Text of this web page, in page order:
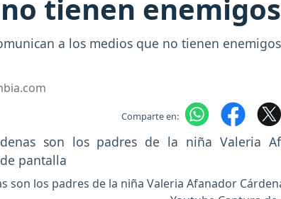
tienen enemigos
a los medios que no tienen
Comparte en:
son los padres de la niña Valeria Afanador